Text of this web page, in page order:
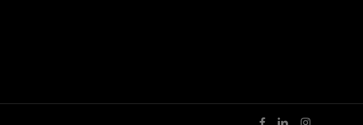
facebooklinkedininstagram